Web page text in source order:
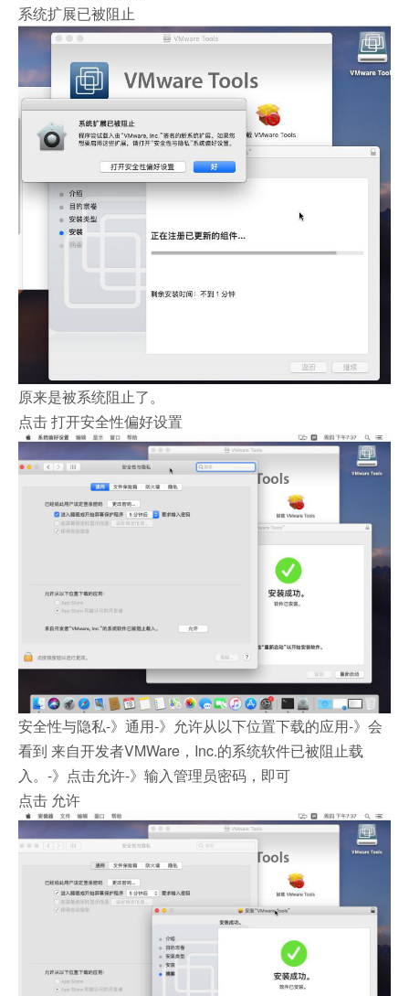
系统扩展已被阻止
原来是被系统阻止了。
点击 打开安全性偏好设置
安全性与隐私-》通用-》允许从以下位置下载的应用-》会
看到 来自开发者VMWare，Inc.的系统软件已被阻止载
入。-》点击允许-》输入管理员密码，即可
点击 允许